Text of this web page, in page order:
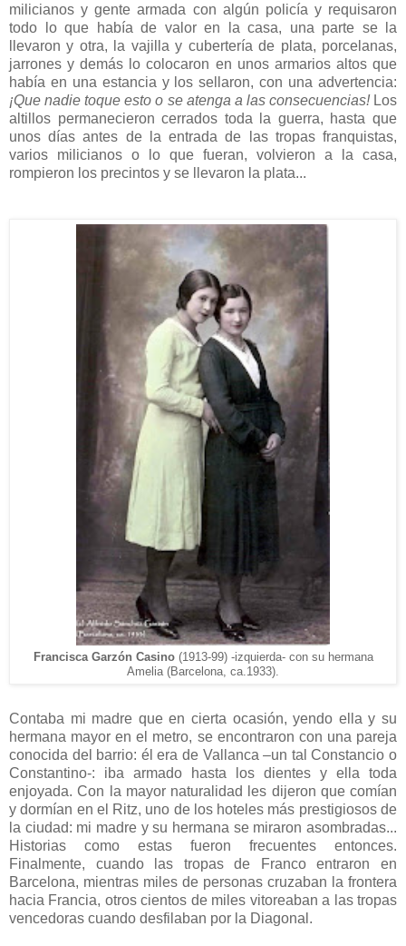
milicianos y gente armada con algún policía y requisaron
todo lo que había de valor en la casa, una parte se la
llevaron y otra, la vajilla y cubertería de plata, porcelanas,
jarrones y demás lo colocaron en unos armarios altos que
había en una estancia y los sellaron, con una advertencia:
¡Que nadie toque esto o se atenga a las consecuencias!Los
altillos permanecieron cerrados toda la guerra, hasta que
unos días antes de la entrada de las tropas franquistas,
varios milicianos o lo que fueran, volvieron a la casa,
rompieron los precintos y se llevaron la plata...
Francisca Garzón Casino(1913-99) -izquierda- con su hermana
Amelia (Barcelona, ca.1933).
Contaba mi madre que en cierta ocasión, yendo ella y su
hermana mayor en el metro, se encontraron con una pareja
conocida del barrio: él era de Vallanca –un tal Constancio o
Constantino-: iba armado hasta los dientes y ella toda
enjoyada. Con la mayor naturalidad les dijeron que comían
y dormían en el Ritz, uno de los hoteles más prestigiosos de
la ciudad: mi madre y su hermana se miraron asombradas...
Historias como estas fueron frecuentes entonces.
Finalmente, cuando las tropas de Franco entraron en
Barcelona, mientras miles de personas cruzaban la frontera
hacia Francia, otros cientos de miles vitoreaban a las tropas
vencedoras cuando desfilaban por la Diagonal.